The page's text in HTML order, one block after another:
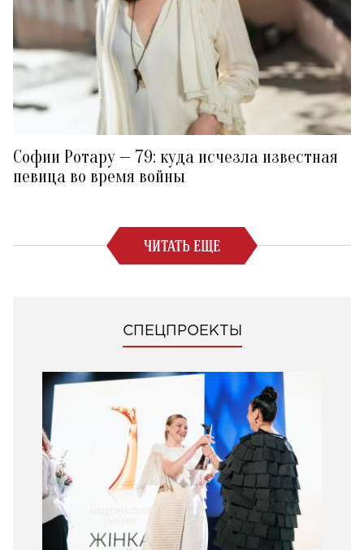
Софии Ротару — 79: куда исчезла известная
певица во время войны
ЧИТАТЬ ЕЩЕ
СПЕЦПРОЕКТЫ